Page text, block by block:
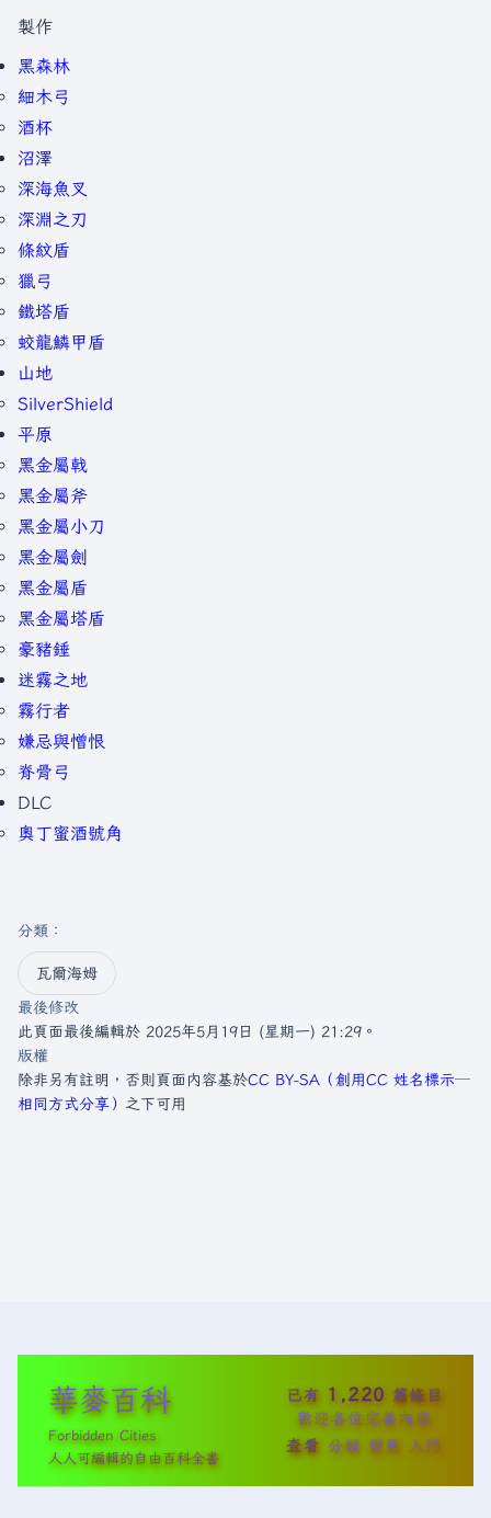
製作
黑森林
細木弓
酒杯
沼澤
深海魚叉
深淵之刃
條紋盾
獵弓
鐵塔盾
蛟龍鱗甲盾
山地
SilverShield
平原
黑金屬戟
黑金屬斧
黑金屬小刀
黑金屬劍
黑金屬盾
黑金屬塔盾
豪豬錘
迷霧之地
霧行者
嫌忌與憎恨
脊骨弓
DLC
奧丁蜜酒號角
分類 ：​
瓦爾海姆
最後修改
此頁面最後編輯於 2025年5月19日 (星期一) 21:29。
版權
除非另有註明，否則頁面內容基於CC BY-SA（創用CC 姓名標示─
相同方式分享） 之下可用
華麥百科
Forbidden Cities
人人可編輯的自由百科全書
已有 1,220 篇條目
歡迎各位完善內容
查看 分類 變更 入門